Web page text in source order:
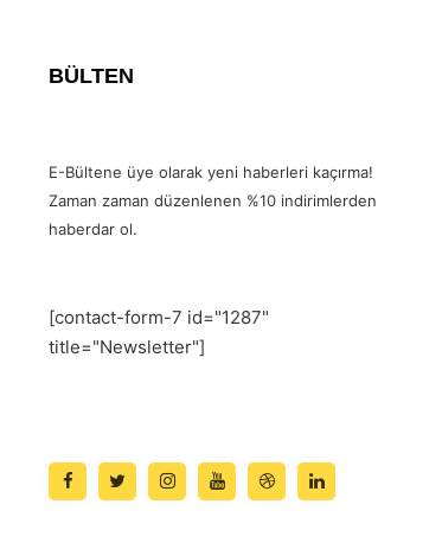
BÜLTEN
E-Bültene üye olarak yeni haberleri kaçırma!
Zaman zaman düzenlenen %10 indirimlerden
haberdar ol.
[contact-form-7 id="1287"
title="Newsletter"]